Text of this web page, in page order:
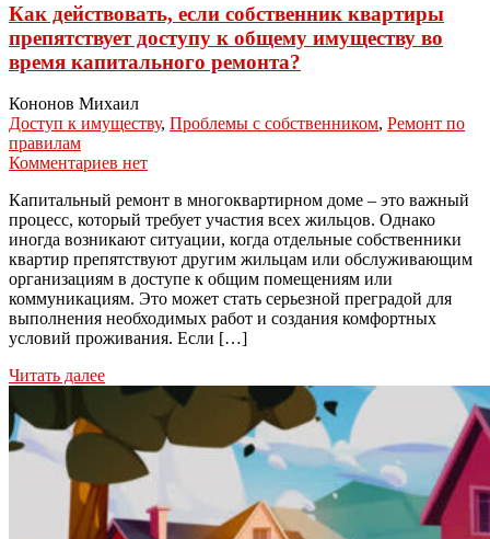
Как действовать, если собственник квартиры
препятствует доступу к общему имуществу во
время капитального ремонта?
Кононов Михаил
Доступ к имуществу, Проблемы с собственником, Ремонт по
правилам
Комментариев нет
Капитальный ремонт в многоквартирном доме – это важный
процесс, который требует участия всех жильцов. Однако
иногда возникают ситуации, когда отдельные собственники
квартир препятствуют другим жильцам или обслуживающим
организациям в доступе к общим помещениям или
коммуникациям. Это может стать серьезной преградой для
выполнения необходимых работ и создания комфортных
условий проживания. Если […]
Читать далее